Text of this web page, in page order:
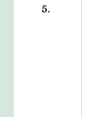
5.